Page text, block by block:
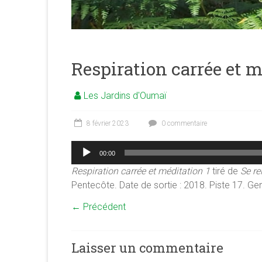
association
<b/>sophrologie,
psychologie
ressources
Respiration carrée et
Les Jardins d'Oumaï
8 février 2023 0 commentaire
Lecteur
audio
00:00
Respiration carrée et méditation 1 tiré de Se
Pentecôte. Date de sortie : 2018. Piste 17.
← Précédent
Laisser un commentaire